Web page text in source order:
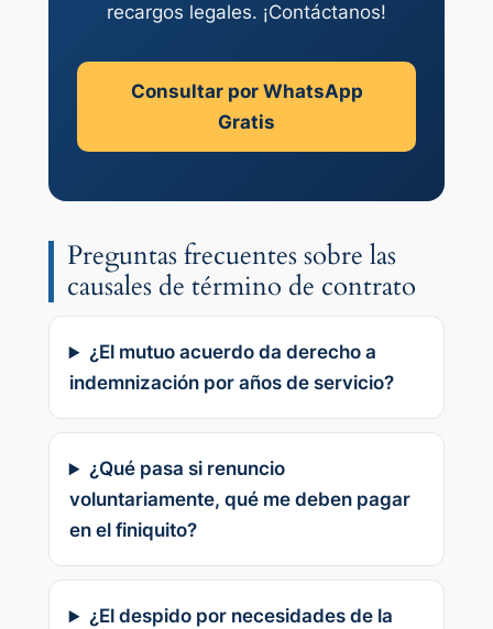
recargos legales. ¡Contáctanos!
Consultar por WhatsApp
Gratis
Preguntas frecuentes sobre las
causales de término de contrato
¿El mutuo acuerdo da derecho a
indemnización por años de servicio?
¿Qué pasa si renuncio
voluntariamente, qué me deben pagar
en el finiquito?
¿El despido por necesidades de la